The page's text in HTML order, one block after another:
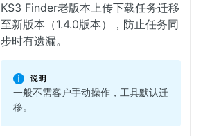
KS3 Finder老版本上传下载任务迁移
至新版本（1.4.0版本），防止任务同
步时有遗漏。
一般不需客户手动操作，工具默认迁
移。